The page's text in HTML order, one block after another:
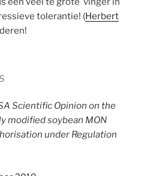
tolerantie! (Herbert
Scientific Opinion on the
modified soybean MON
under Regulation